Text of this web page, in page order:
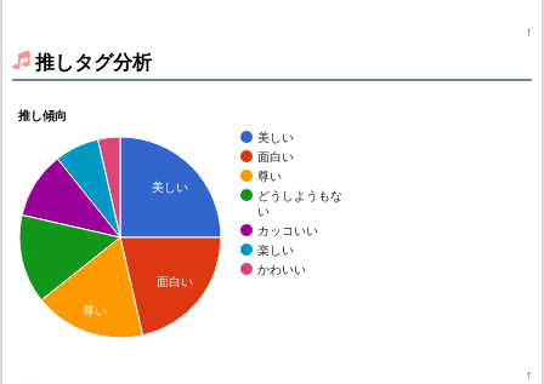
↑
推しタグ分析
推し傾向
美しい
面白い
尊い
どうしようもな
い
カッコいい
楽しい
かわいい
美しい
面白い
尊い
↑